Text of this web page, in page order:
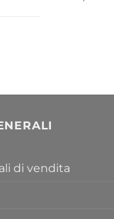
di vendita